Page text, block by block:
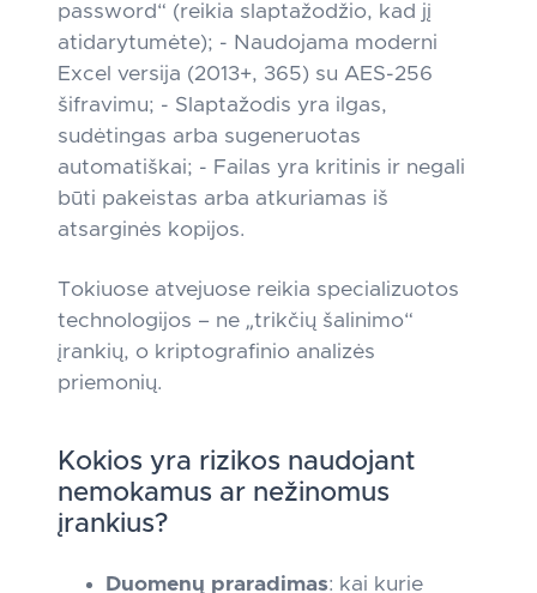
password“ (reikia slaptažodžio, kad jį
atidarytumėte); - Naudojama moderni
Excel versija (2013+, 365) su AES-256
šifravimu; - Slaptažodis yra ilgas,
sudėtingas arba sugeneruotas
automatiškai; - Failas yra kritinis ir negali
būti pakeistas arba atkuriamas iš
atsarginės kopijos.
Tokiuose atvejuose reikia specializuotos
technologijos – ne „trikčių šalinimo“
įrankių, o kriptografinio analizės
priemonių.
Kokios yra rizikos naudojant
nemokamus ar nežinomus
įrankius?
Duomenų praradimas: kai kurie